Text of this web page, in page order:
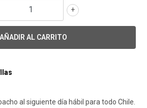
+
al siguiente día hábil para todo Chile.